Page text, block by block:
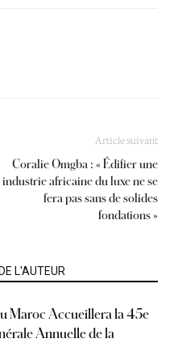
Article suivant
Coralie Omgba : « Édifier une
industrie africaine du luxe ne se
fera pas sans de solides
fondations »
L'AUTEUR
Maroc Accueillera la 45e
Annuelle de la